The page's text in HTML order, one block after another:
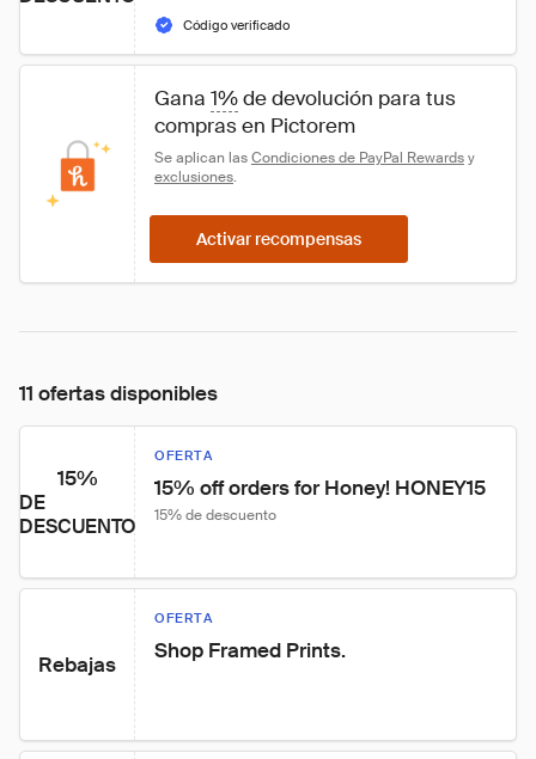
Código verificado
Gana 1% de devolución para tus
compras en Pictorem
Se aplican las Condiciones de PayPal Rewards y
exclusiones.
Activar recompensas
11 ofertas disponibles
15%
DE
DESCUENTO
OFERTA
15% off orders for Honey! HONEY15
15% de descuento
Rebajas
OFERTA
Shop Framed Prints.